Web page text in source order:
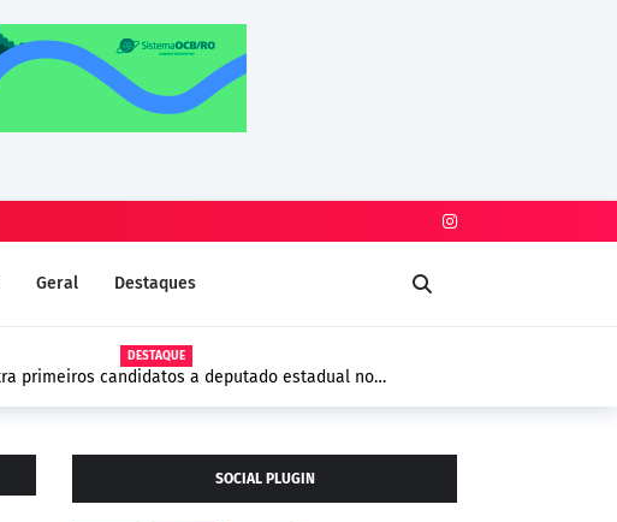
Geral Destaques
DESTAQUE
primeiros candidatos a deputado estadual no
SOCIAL PLUGIN